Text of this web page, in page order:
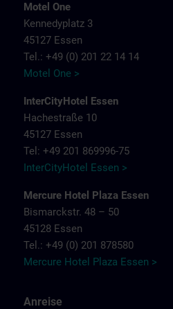
Motel One
Kennedyplatz 3
45127 Essen
Tel.: +49 (0) 201 22 14 14
Motel One >
InterCityHotel Essen
Hachestraße 10
45127 Essen
Tel: +49 201 869996-75
InterCityHotel Essen >
Mercure Hotel Plaza Essen
Bismarckstr. 48 – 50
45128 Essen
Tel.: +49 (0) 201 878580
Mercure Hotel Plaza Essen >
Anreise